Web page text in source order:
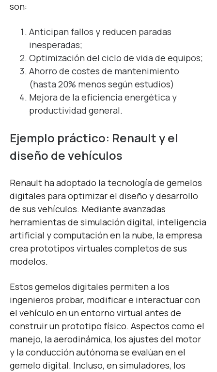
son:
Anticipan fallos y reducen paradas
inesperadas;
Optimización del ciclo de vida de equipos;
Ahorro de costes de mantenimiento
(hasta 20% menos según estudios)​
Mejora de la eficiencia energética y
productividad general.
Ejemplo práctico: Renault y el
diseño de vehículos
Renault ha adoptado la tecnología de gemelos
digitales para optimizar el diseño y desarrollo
de sus vehículos. Mediante avanzadas
herramientas de simulación digital, inteligencia
artificial y computación en la nube, la empresa
crea prototipos virtuales completos de sus
modelos.
Estos gemelos digitales permiten a los
ingenieros probar, modificar e interactuar con
el vehículo en un entorno virtual antes de
construir un prototipo físico. Aspectos como el
manejo, la aerodinámica, los ajustes del motor
y la conducción autónoma se evalúan en el
gemelo digital. Incluso, en simuladores, los